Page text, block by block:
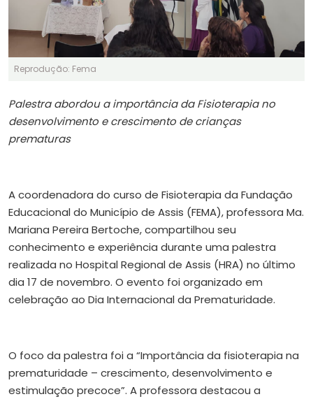
Reprodução: Fema
Palestra abordou a importância da Fisioterapia no
desenvolvimento e crescimento de crianças
prematuras
A coordenadora do curso de Fisioterapia da Fundação
Educacional do Município de Assis (FEMA), professora Ma.
Mariana Pereira Bertoche, compartilhou seu
conhecimento e experiência durante uma palestra
realizada no Hospital Regional de Assis (HRA) no último
dia 17 de novembro. O evento foi organizado em
celebração ao Dia Internacional da Prematuridade.
O foco da palestra foi a “Importância da fisioterapia na
prematuridade – crescimento, desenvolvimento e
estimulação precoce”. A professora destacou a